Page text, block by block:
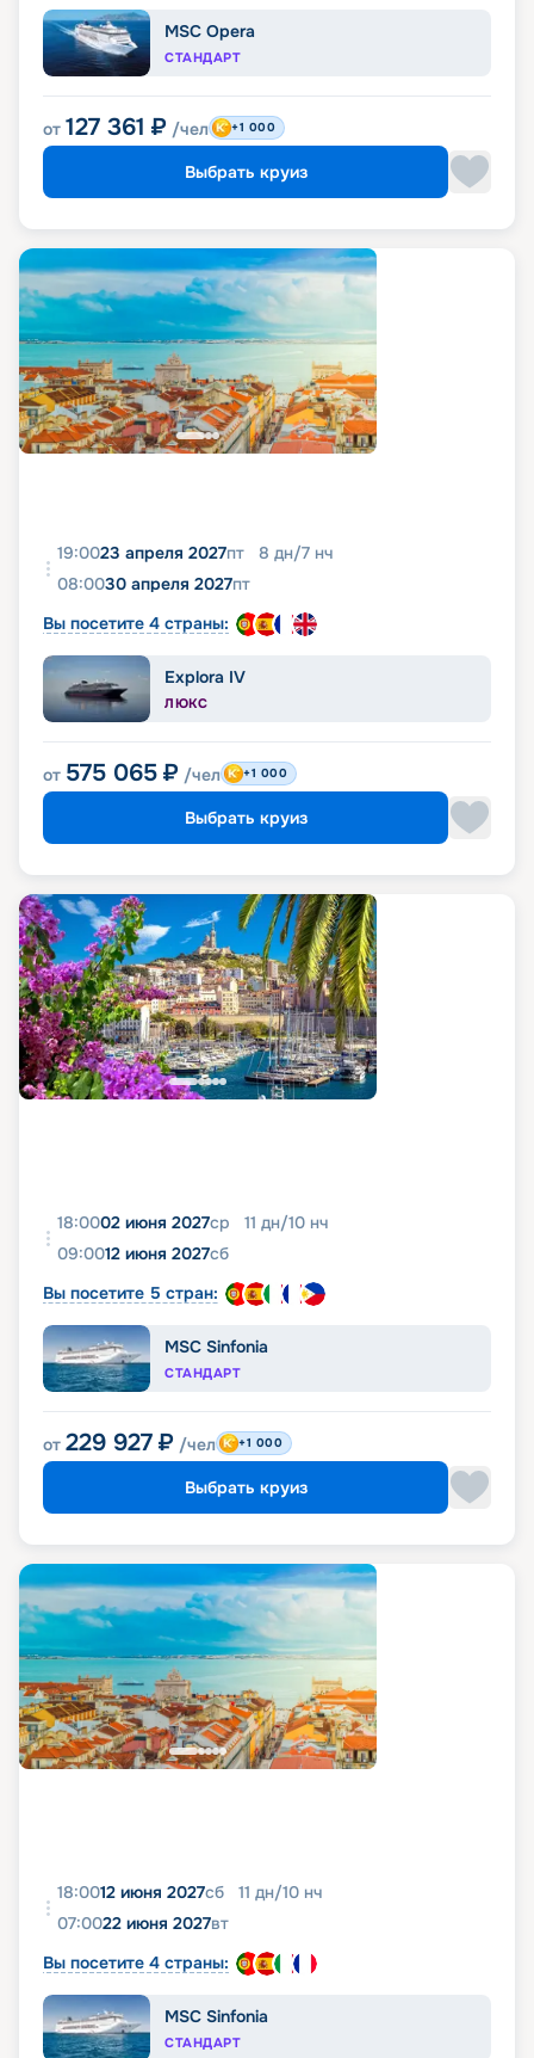
MSC Opera
СТАНДАРТ
от 127 361 ₽ /чел +1 000
Выбрать круиз
19:0023 апреля 2027пт 8 дн/7 нч
08:0030 апреля 2027пт
Вы посетите 4 страны:
Explora IV
ЛЮКС
от 575 065 ₽ /чел +1 000
Выбрать круиз
18:0002 июня 2027ср 11 дн/10 нч
09:0012 июня 2027сб
Вы посетите 5 стран:
MSC Sinfonia
СТАНДАРТ
от 229 927 ₽ /чел +1 000
Выбрать круиз
18:0012 июня 2027сб 11 дн/10 нч
07:0022 июня 2027вт
Вы посетите 4 страны:
MSC Sinfonia
СТАНДАРТ